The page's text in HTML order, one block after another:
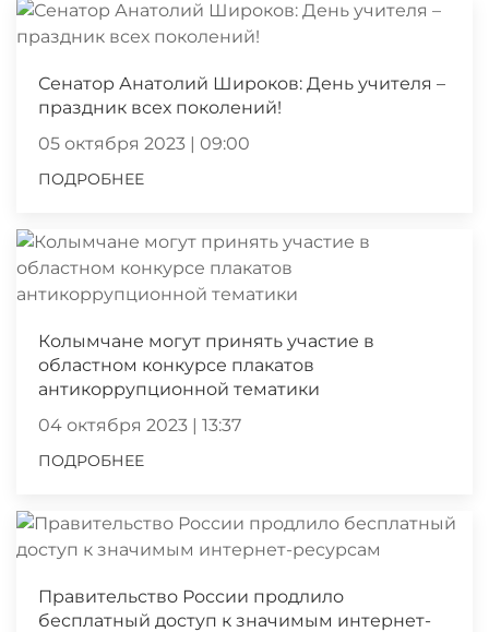
Сенатор Анатолий Широков: День учителя –
праздник всех поколений!
05 октября 2023 | 09:00
ПОДРОБНЕЕ
Колымчане могут принять участие в
областном конкурсе плакатов
антикоррупционной тематики
04 октября 2023 | 13:37
ПОДРОБНЕЕ
Правительство России продлило
бесплатный доступ к значимым интернет-